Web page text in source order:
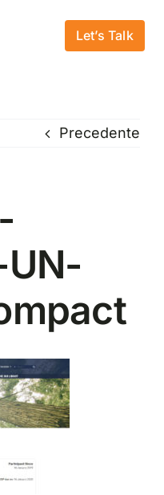
Let’s Talk
Precedente